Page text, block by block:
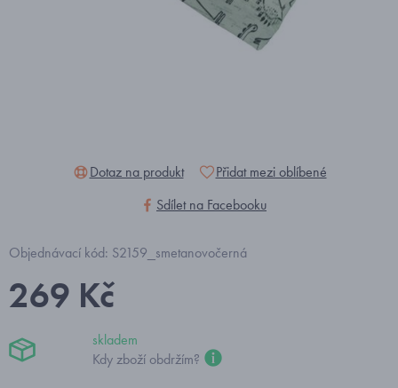
Dotaz na produkt
Přidat mezi oblíbené
Sdílet na Facebooku
Objednávací kód: S2159_smetanovočerná
269 Kč
skladem
Kdy zboží obdržím?